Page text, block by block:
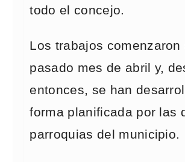
todo el concejo.
Los trabajos comenzaron
pasado mes de abril y,
entonces, se han
forma planificada por las
parroquias del municipio.